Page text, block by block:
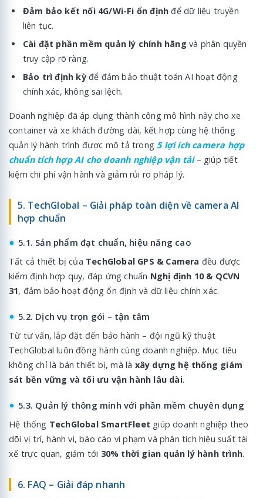
Đảm bảo kết nối 4G/Wi-Fi ổn định để dữ liệu truyền
liên tục.
Cài đặt phần mềm quản lý chính hãng và phân quyền
truy cập rõ ràng.
Bảo trì định kỳđể đảm bảo thuật toán AI hoạt động
chính xác, không sai lệch.
Doanh nghiệp đã áp dụng thành công mô hình này cho xe
container và xe khách đường dài, kết hợp cùng hệ thống
quản lý hành trình được mô tả trong 5 lợi ích camera hợp
chuẩn tích hợp AI cho doanh nghiệp vận tải– giúp tiết
kiệm chi phí vận hành và giảm rủi ro pháp lý.
5. TechGlobal – Giải pháp toàn diện về camera AI
hợp chuẩn
5.1. Sản phẩm đạt chuẩn, hiệu năng cao
Tất cả thiết bị của TechGlobal GPS & Camera đều được
kiểm định hợp quy, đáp ứng chuẩn Nghị định 10 & QCVN
31, đảm bảo hoạt động ổn định và dữ liệu chính xác.
5.2. Dịch vụ trọn gói – tận tâm
Từ tư vấn, lắp đặt đến bảo hành – đội ngũ kỹ thuật
TechGlobal luôn đồng hành cùng doanh nghiệp. Mục tiêu
không chỉ là bán thiết bị, mà là xây dựng hệ thống giám
sát bền vững và tối ưu vận hành lâu dài.
5.3. Quản lý thông minh với phần mềm chuyên dụng
Hệ thống TechGlobal SmartFleet giúp doanh nghiệp theo
dõi vị trí, hành vi, báo cáo vi phạm và phân tích hiệu suất tài
xế trực quan, giảm tới 30% thời gian quản lý hành trình.
6. FAQ – Giải đáp nhanh